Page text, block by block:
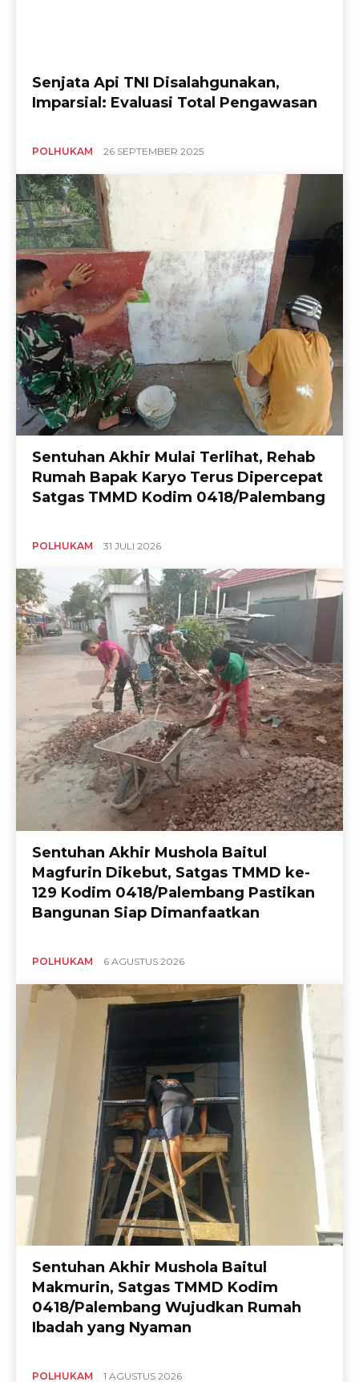
Senjata Api TNI Disalahgunakan,
Imparsial: Evaluasi Total Pengawasan
POLHUKAM 26 SEPTEMBER 2025
Sentuhan Akhir Mulai Terlihat, Rehab
Rumah Bapak Karyo Terus Dipercepat
Satgas TMMD Kodim 0418/Palembang
POLHUKAM 31 JULI 2026
Sentuhan Akhir Mushola Baitul
Magfurin Dikebut, Satgas TMMD ke-
129 Kodim 0418/Palembang Pastikan
Bangunan Siap Dimanfaatkan
POLHUKAM 6 AGUSTUS 2026
Sentuhan Akhir Mushola Baitul
Makmurin, Satgas TMMD Kodim
0418/Palembang Wujudkan Rumah
Ibadah yang Nyaman
POLHUKAM 1 AGUSTUS 2026